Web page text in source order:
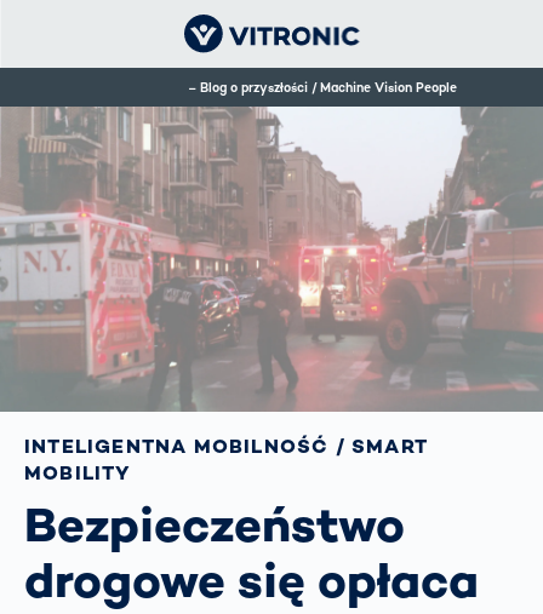
Blog o przyszłości / Machine Vision People
INTELIGENTNA MOBILNOŚĆ / SMART
MOBILITY
Bezpieczeństwo
drogowe się opłaca